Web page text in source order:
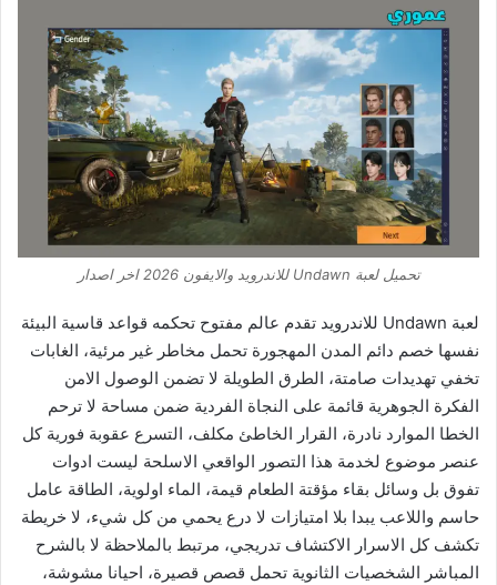
تحميل لعبة Undawn للاندرويد والايفون 2026 اخر اصدار
لعبة Undawn للاندرويد تقدم عالم مفتوح تحكمه قواعد قاسية البيئة
نفسها خصم دائم المدن المهجورة تحمل مخاطر غير مرئية، الغابات
تخفي تهديدات صامتة، الطرق الطويلة لا تضمن الوصول الامن
الفكرة الجوهرية قائمة على النجاة الفردية ضمن مساحة لا ترحم
الخطا الموارد نادرة، القرار الخاطئ مكلف، التسرع عقوبة فورية كل
عنصر موضوع لخدمة هذا التصور الواقعي الاسلحة ليست ادوات
تفوق بل وسائل بقاء مؤقتة الطعام قيمة، الماء اولوية، الطاقة عامل
حاسم واللاعب يبدا بلا امتيازات لا درع يحمي من كل شيء، لا خريطة
تكشف كل الاسرار الاكتشاف تدريجي، مرتبط بالملاحظة لا بالشرح
المباشر الشخصيات الثانوية تحمل قصص قصيرة، احيانا مشوشة،